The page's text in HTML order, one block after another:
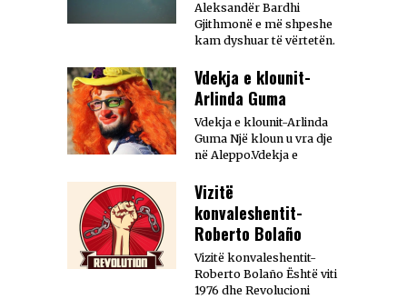
Aleksandër Bardhi
Gjithmonë e më shpeshe
kam dyshuar të vërtetën.
Vdekja e klounit-
Arlinda Guma
Vdekja e klounit-Arlinda
Guma Një kloun u vra dje
në Aleppo.Vdekja e
Vizitë
konvaleshentit-
Roberto Bolaño
Vizitë konvaleshentit-
Roberto Bolaño Është viti
1976 dhe Revolucioni